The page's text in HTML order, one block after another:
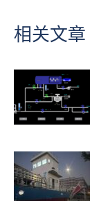
相关文章